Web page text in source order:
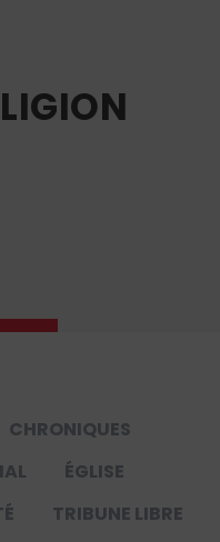
CHRONIQUES
ÉGLISE
TRIBUNE LIBRE